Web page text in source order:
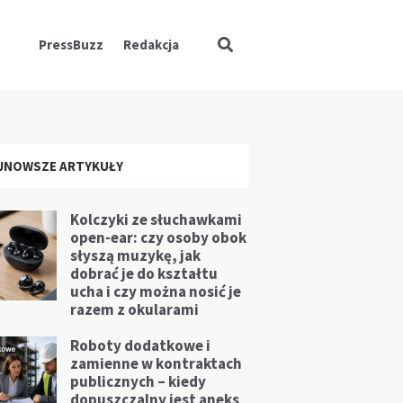
PressBuzz Redakcja
ARTYKUŁY
Kolczyki ze słuchawkami
open-ear: czy osoby obok
słyszą muzykę, jak
dobrać je do kształtu
ucha i czy można nosić je
razem z okularami
Roboty dodatkowe i
zamienne w kontraktach
publicznych – kiedy